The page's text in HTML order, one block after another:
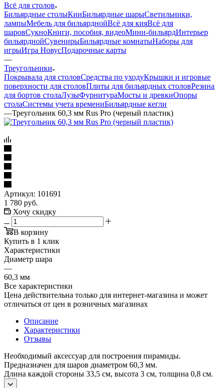
Всё для столов
Бильярдные столыКииБильярдные шарыСветильники,
лампыМебель для бильярднойВсё для кияВсё для
шаровСукноКниги, пособия, видеоМини-бильярдИнтерьер
бильярднойСувенирыБильярдные комнатыНаборы для
игрыИгра НовусПодарочные карты
—
Треугольники
Покрывала для столовСредства по уходуКрышки и игровые
поверхности для столовПлиты для бильярдных столовРезина
для бортов столаЛузыФурнитураМосты и древкиОпоры
столаСистемы учета времениБильярдные кегли
—Треугольник 60,3 мм Rus Pro (черный пластик)
Артикул: 101691
1 780 руб.
Хочу скидку
В корзину
Купить в 1 клик
Характеристики
Диаметр шара
—
60,3 мм
Все характеристики
Цена действительна только для интернет-магазина и может
отличаться от цен в розничных магазинах
Описание
Характеристики
Отзывы
Необходимый аксессуар для построения пирамиды.
Предназначен для шаров диаметром 60,3 мм.
Длина каждой стороны 33,5 см, высота 3 см, толщина 0,8 см.